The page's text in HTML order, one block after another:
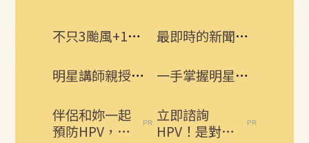
不只3颱風+1熱帶低壓?恐又有熱帶系統發展 最即時的新聞話題 追蹤訂閱三立新聞網
明星講師親授！醒吾三立學院打造影視新星 一手掌握明星動態 即刻下載娛樂星聞APP
伴侶和妳一起
預防HPV，才
立即諮詢
HPV！是對自